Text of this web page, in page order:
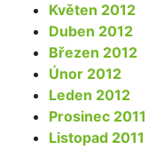
Květen 2012
Duben 2012
Březen 2012
Únor 2012
Leden 2012
Prosinec 2011
Listopad 2011